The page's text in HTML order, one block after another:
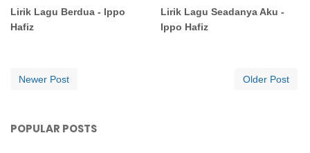
Lirik Lagu Berdua - Ippo
Hafiz
Lirik Lagu Seadanya Aku -
Ippo Hafiz
Newer Post Older Post
POPULAR POSTS